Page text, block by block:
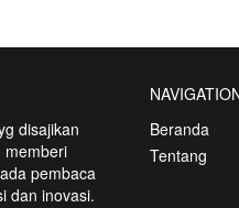
disajikan
memberi
pembaca
dan inovasi.
Beranda
Tentang